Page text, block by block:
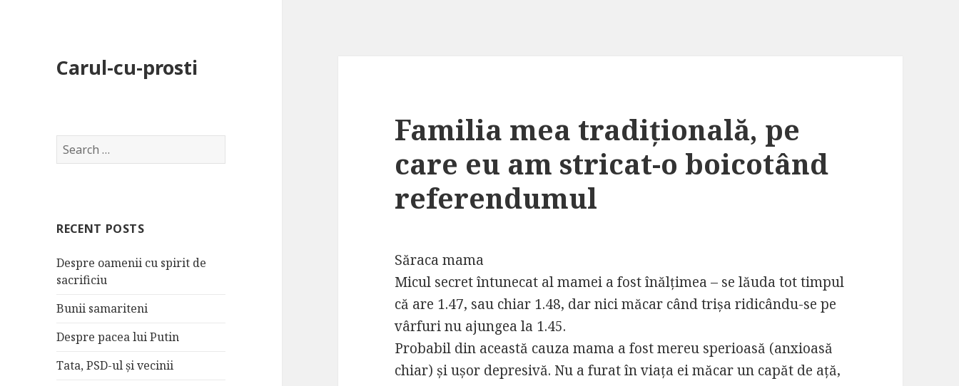
Carul-cu-prosti
S
e
h
o
r
RECENT POSTS
Despre oamenii cu spirit de
sacrificiu
Bunii samariteni
Despre pacea lui Putin
Tata, PSD-ul și vecinii
Familia mea tradițională, pe
care eu am stricat-o boicotând
referendumul
Săraca mama
Micul secret întunecat al mamei a fost înălțimea – se lăuda tot timpul
că are 1.47, sau chiar 1.48, dar nici măcar când trișa ridicându-se pe
vârfuri nu ajungea la 1.45.
Probabil din această cauza mama a fost mereu sperioasă (anxioasă
chiar) și ușor depresivă. Nu a furat în viața ei măcar un capăt de ață,